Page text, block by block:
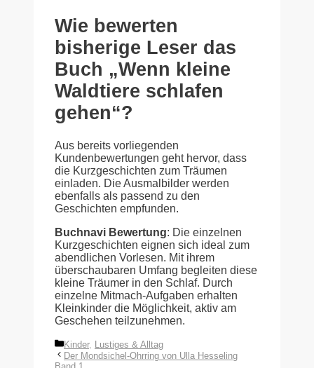
Wie bewerten
bisherige Leser das
Buch „Wenn kleine
Waldtiere schlafen
gehen“?
Aus bereits vorliegenden
Kundenbewertungen geht hervor, dass
die Kurzgeschichten zum Träumen
einladen. Die Ausmalbilder werden
ebenfalls als passend zu den
Geschichten empfunden.
Buchnavi Bewertung: Die einzelnen
Kurzgeschichten eignen sich ideal zum
abendlichen Vorlesen. Mit ihrem
überschaubaren Umfang begleiten diese
kleine Träumer in den Schlaf. Durch
einzelne Mitmach-Aufgaben erhalten
Kleinkinder die Möglichkeit, aktiv am
Geschehen teilzunehmen.
Kategorien
Kinder, Lustiges & Alltag
Der Mondsichel-Ohrring von Ulla Hesseling